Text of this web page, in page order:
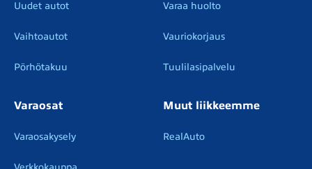
Uudet autot
Vaihtoautot
Pörhötakuu
Varaa huolto
Vauriokorjaus
Tuulilasipalvelu
Varaosat
Varaosakysely
Muut liikkeemme
RealAuto